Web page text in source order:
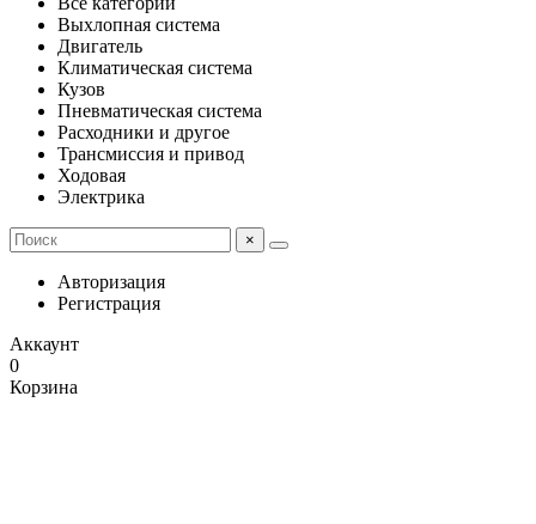
Выхлопная система
Двигатель
Климатическая система
Кузов
Пневматическая система
Расходники и другое
Трансмиссия и привод
Ходовая
Электрика
×
Авторизация
Регистрация
Аккаунт
0
Корзина